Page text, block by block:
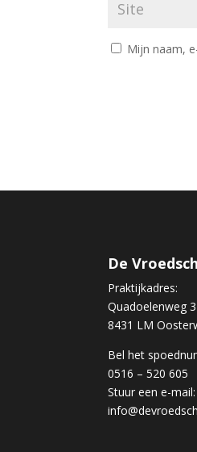
Mijn naam,
De
Praktijkadres:
Quadoelenweg 3
8431 LM
Bel het
0516 – 520 605
Stuur een e-mail: